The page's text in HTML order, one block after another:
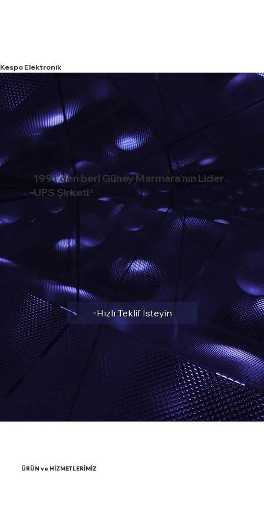
Kespo Elektronik
1991'den beri Güney Marmara'nın Lider
UPS Şirketi*
Hızlı Teklif İsteyin
ÜRÜN ve HİZMETLERİMİZ